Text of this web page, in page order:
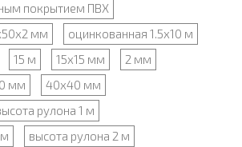
покрытием ПВХ
мм
оцинкованная 1.5х10 м
15 м 15х15 мм
2 мм
мм
40х40 мм
рулона 1 м
высота рулона 2 м